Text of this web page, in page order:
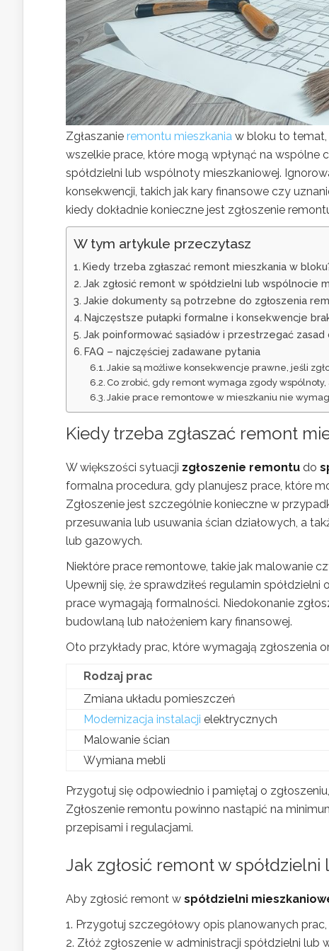
Zgłaszanie remontu mieszkania w bloku to temat,
wszelkie prace, które mogą wpłynąć na wspólne
spółdzielni lub wspólnoty mieszkaniowej.
konsekwencji, takich jak kary finansowe czy
kiedy dokładnie konieczne jest zgłoszenie
W tym artykule przeczytasz
Kiedy trzeba zgłaszać remont mieszkania w
Jak zgłosić remont w spółdzielni lub wspólnocie
Jakie dokumenty są potrzebne do zgłoszenia
Najczęstsze pułapki formalne i konsekwencje
Jak poinformować sąsiadów i przestrzegać zasad
FAQ – najczęściej zadawane pytania
Jakie są możliwe konsekwencje prawne, jeśli
Co zrobić, gdy remont wymaga zgody wspólnoty,
Jakie prace remontowe w mieszkaniu nie
Kiedy trzeba zgłaszać remont
W większości sytuacji zgłoszenie remontu do
formalna procedura, gdy planujesz prace, które
Zgłoszenie jest szczególnie konieczne w
przesuwania lub usuwania ścian działowych, a
lub gazowych.
Niektóre prace remontowe, takie jak malowanie
Upewnij się, że sprawdziłeś regulamin spółdzielni
prace wymagają formalności. Niedokonanie
budowlaną lub nałożeniem kary finansowej.
Oto przykłady prac, które wymagają zgłoszenia
Rodzaj prac
Zmiana układu pomieszczeń
Modernizacja instalacji elektrycznych
Malowanie ścian
Wymiana mebli
Przygotuj się odpowiednio i pamiętaj o
Zgłoszenie remontu powinno nastąpić na
przepisami i regulacjami.
Jak zgłosić remont w
Aby zgłosić remont w spółdzielni
Przygotuj szczegółowy opis planowanych
Złóż zgłoszenie w administracji spółdzielni